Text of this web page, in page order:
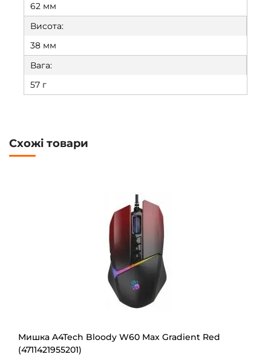
62 мм
Висота:
38 мм
Вага:
57 г
Схожі товари
Мишка A4Tech Bloody W60 Max Gradient Red
(4711421955201)